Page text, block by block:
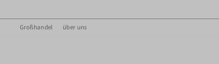
zum
Großhandel über uns